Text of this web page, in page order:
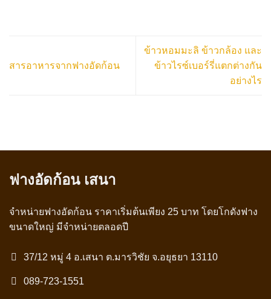
สารอาหารจากฟางอัดก้อน
ข้าวหอมมะลิ ข้าวกล้อง และ
ข้าวไรซ์เบอร์รี่แตกต่างกัน
อย่างไร
ฟางอัดก้อน เสนา
จำหน่ายฟางอัดก้อน ราคาเริ่มต้นเพียง 25 บาท โดยโกดังฟาง
ขนาดใหญ่ มีจำหน่ายตลอดปี
37/12 หมู่ 4 อ.เสนา ต.มารวิชัย จ.อยุธยา 13110
089-723-1551